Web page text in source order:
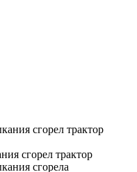
сгорел трактор